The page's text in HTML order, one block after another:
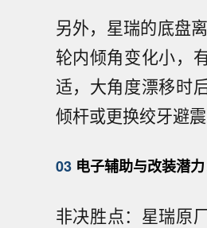
另外，星瑞的底盘
轮内倾角变化小，
适，大角度漂移时
倾杆或更换绞牙避震
03电子辅助与改装潜力
非决胜点：星瑞原